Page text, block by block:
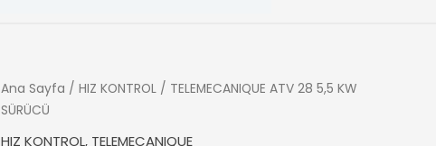
Ana Sayfa / HIZ KONTROL/ TELEMECANIQUE ATV 28 5,5 KW
SÜRÜCÜ
HIZ KONTROL, TELEMECANIQUE